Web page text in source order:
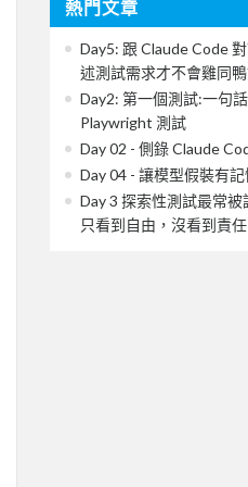
熱門文章
Day5: 跟 Claude Code
述測試需求才不會雞同
Day2: 第一個測試:一句
Playwright 測試
Day 02 - 側錄 Claude
Day 04 - 讓模型假裝有記
Day 3 探索性測試最常被
只看到自由，沒看到責任